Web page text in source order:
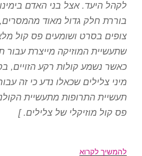
לקהל היעד. אצל בני האדם
בוררת חלק גדול מאוד
צופים בסרט ושומעים פס קול
שתעשיית המוזיקה מייצרת עבור
כאשר נשמע קולות רקע הזויים,
מיני צלילים שכאלו נדע כי זה
תעשיית התרופות מתעשיית
פס קול מוזיקלי של צלילים. ]
להמשיך לקרוא